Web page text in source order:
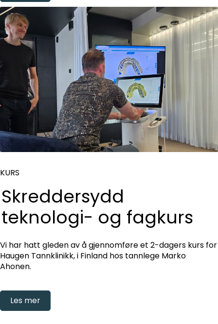
KURS
Skreddersydd
teknologi- og fagkurs
Vi har hatt gleden av å gjennomføre et 2-dagers kurs for
Haugen Tannklinikk, i Finland hos tannlege Marko
Ahonen.
Les mer